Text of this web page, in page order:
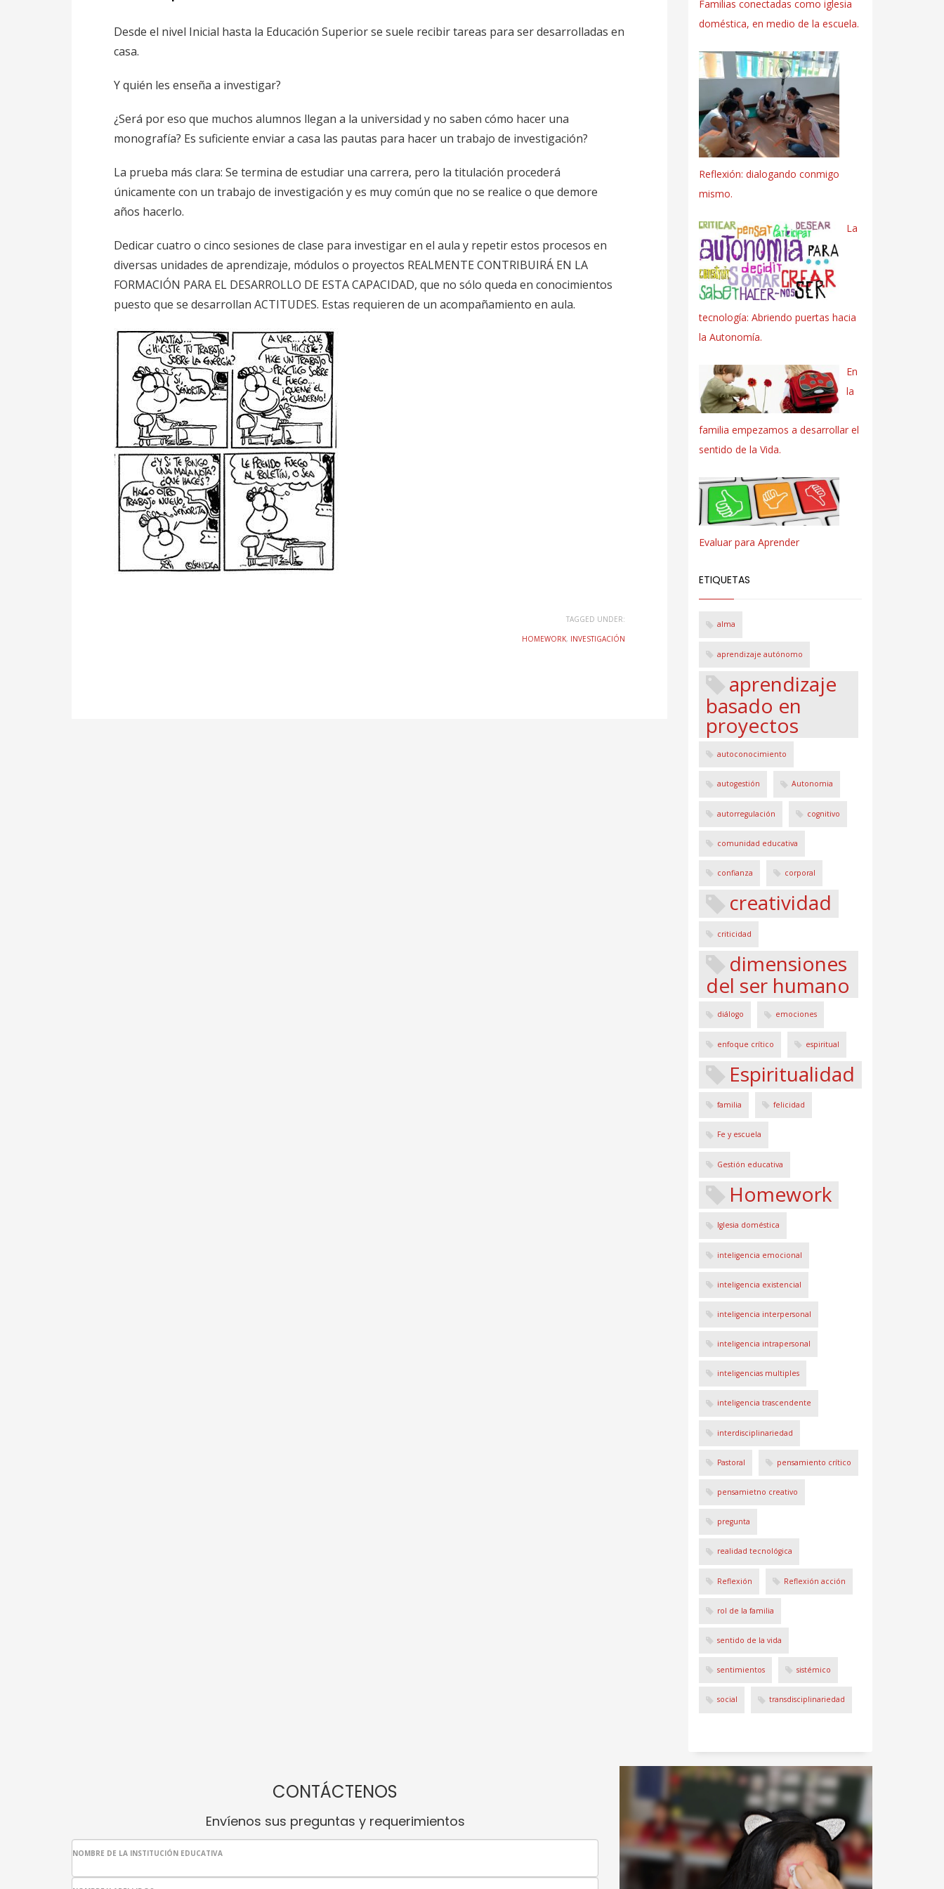
Desde el nivel Inicial hasta la Educación Superior se suele recibir tareas para ser desarrolladas en
casa.
Y quién les enseña a investigar?
¿Será por eso que muchos alumnos llegan a la universidad y no saben cómo hacer una
monografía? Es suficiente enviar a casa las pautas para hacer un trabajo de investigación?
La prueba más clara: Se termina de estudiar una carrera, pero la titulación procederá
únicamente con un trabajo de investigación y es muy común que no se realice o que demore
años hacerlo.
Dedicar cuatro o cinco sesiones de clase para investigar en el aula y repetir estos procesos en
diversas unidades de aprendizaje, módulos o proyectos REALMENTE CONTRIBUIRÁ EN LA
FORMACIÓN PARA EL DESARROLLO DE ESTA CAPACIDAD, que no sólo queda en conocimientos
puesto que se desarrollan ACTITUDES. Estas requieren de un acompañamiento en aula.
TAGGED UNDER:
HOMEWORK, INVESTIGACIÓN
Familias conectadas como iglesia
doméstica, en medio de la escuela.
Reflexión: dialogando conmigo
mismo.
La
tecnología: Abriendo puertas hacia
la Autonomía.
En
la
familia empezamos a desarrollar el
sentido de la Vida.
Evaluar para Aprender
ETIQUETAS
alma
aprendizaje autónomo
aprendizaje
basado en
proyectos
autoconocimiento
autogestión Autonomia
autorregulación cognitivo
comunidad educativa
confianza corporal
creatividad
criticidad
dimensiones
del ser humano
diálogo emociones
enfoque crítico espiritual
Espiritualidad
familia felicidad
Fe y escuela
Gestión educativa
Homework
Iglesia doméstica
inteligencia emocional
inteligencia existencial
inteligencia interpersonal
inteligencia intrapersonal
inteligencias multiples
inteligencia trascendente
interdisciplinariedad
Pastoral pensamiento crítico
pensamietno creativo
pregunta
realidad tecnológica
Reflexión Reflexión acción
rol de la familia
sentido de la vida
sentimientos sistémico
social transdisciplinariedad
CONTÁCTENOS
Envíenos sus preguntas y requerimientos
NOMBRE DE LA INSTITUCIÓN EDUCATIVA